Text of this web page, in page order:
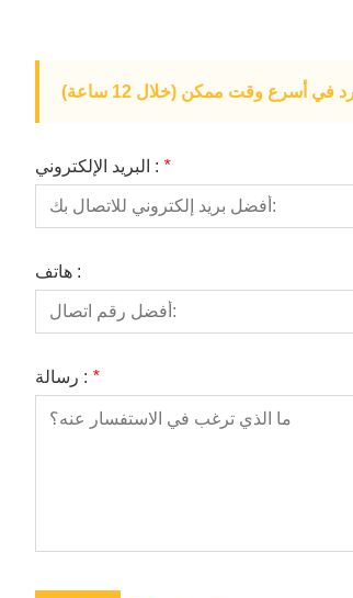
أسرع وقت ممكن (خلال 12 ساعة)
البريد الإلكتروني : *
هاتف :
رسالة : *